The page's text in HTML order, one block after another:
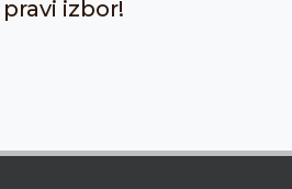
izbor!